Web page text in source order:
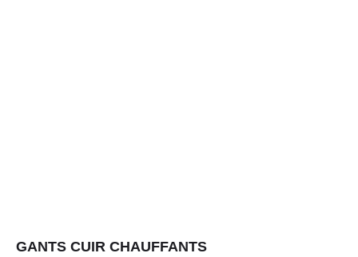
GANTS CUIR CHAUFFANTS